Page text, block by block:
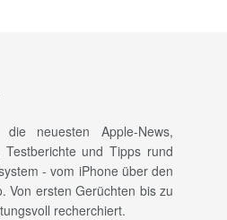
neuesten Apple-News,
Testberichte und Tipps rund
- vom iPhone über den
Von ersten Gerüchten bis zu
recherchiert.